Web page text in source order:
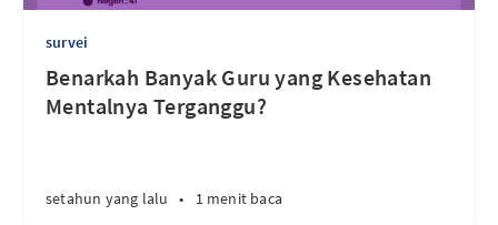
survei
Benarkah Banyak Guru yang Kesehatan
Mentalnya Terganggu?
setahun yang lalu • 1 menit baca